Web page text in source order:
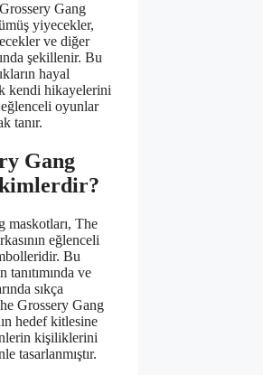
Gang
yiyecekler,
ve diğer
şekillenir. Bu
hayal
kendi hikayelerini
oyunlar
tanır.
Gang
maskotları, The
eğlenceli
Bu
tanıtımında ve
sıkça
Grossery Gang
hedef kitlesine
kişiliklerini
tasarlanmıştır.